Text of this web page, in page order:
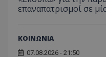
επαναπατρισμοί σε
ΚΟΙΝΩΝΙΑ
07.08.2026 - 21:50